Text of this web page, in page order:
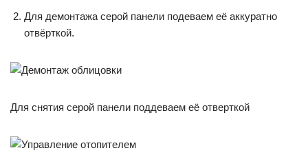
Для демонтажа серой панели подеваем её аккуратно
отвёрткой.
Для снятия серой панели поддеваем её отверткой